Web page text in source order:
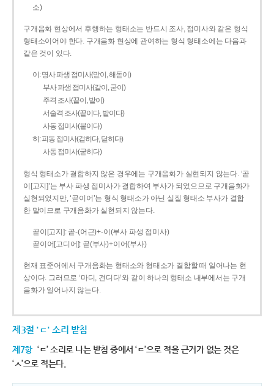
소)
구개음화 현상에서 후행하는 형태소는 반드시 조사, 접미사와 같은 형식
형태소이어야 한다. 구개음화 현상에 관여하는 형식 형태소에는 다음과
같은 것이 있다.
이: 명사 파생 접미사(맏이, 해돋이)
부사 파생 접미사(같이, 굳이)
주격 조사(끝이, 밭이)
서술격 조사(끝이다, 밭이다)
사동 접미사(붙이다)
히: 피동 접미사(걷히다, 닫히다)
사동 접미사(굳히다)
형식 형태소가 결합하지 않은 경우에는 구개음화가 실현되지 않는다. ‘곧
이[고지]’는 부사 파생 접미사가 결합하여 부사가 되었으므로 구개음화가
실현되었지만, ‘곧이어’는 형식 형태소가 아닌 실질 형태소 부사가 결합
한 말이므로 구개음화가 실현되지 않는다.
곧이[고지]: 곧-­(어근)+­-이(부사 파생 접미사)
곧이어[고디어]: 곧(부사)+이어(부사)
현재 표준어에서 구개음화는 형태소와 형태소가 결합할 때 일어나는 현
상이다. 그러므로 ‘마디, 견디다’와 같이 하나의 형태소 내부에서는 구개
음화가 일어나지 않는다.
제3절 'ㄷ' 소리 받침
제7항 ‘ㄷ’ 소리로 나는 받침 중에서 ‘ㄷ’으로 적을 근거가 없는 것은
‘ㅅ’으로 적는다.